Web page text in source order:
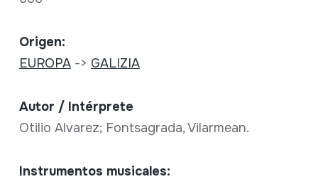
Origen:
EUROPA-> GALIZIA
Autor / Intérprete
Otilio Alvarez; Fontsagrada, Vilarmean.
Instrumentos musicales: